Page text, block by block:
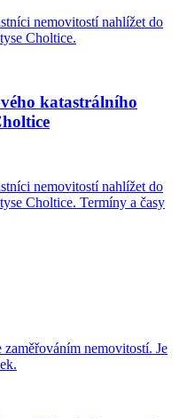
nemovitostí nahlížet do
Choltice.
katastrálního
nemovitostí nahlížet do
Choltice. Termíny a časy
nemovitostí. Je